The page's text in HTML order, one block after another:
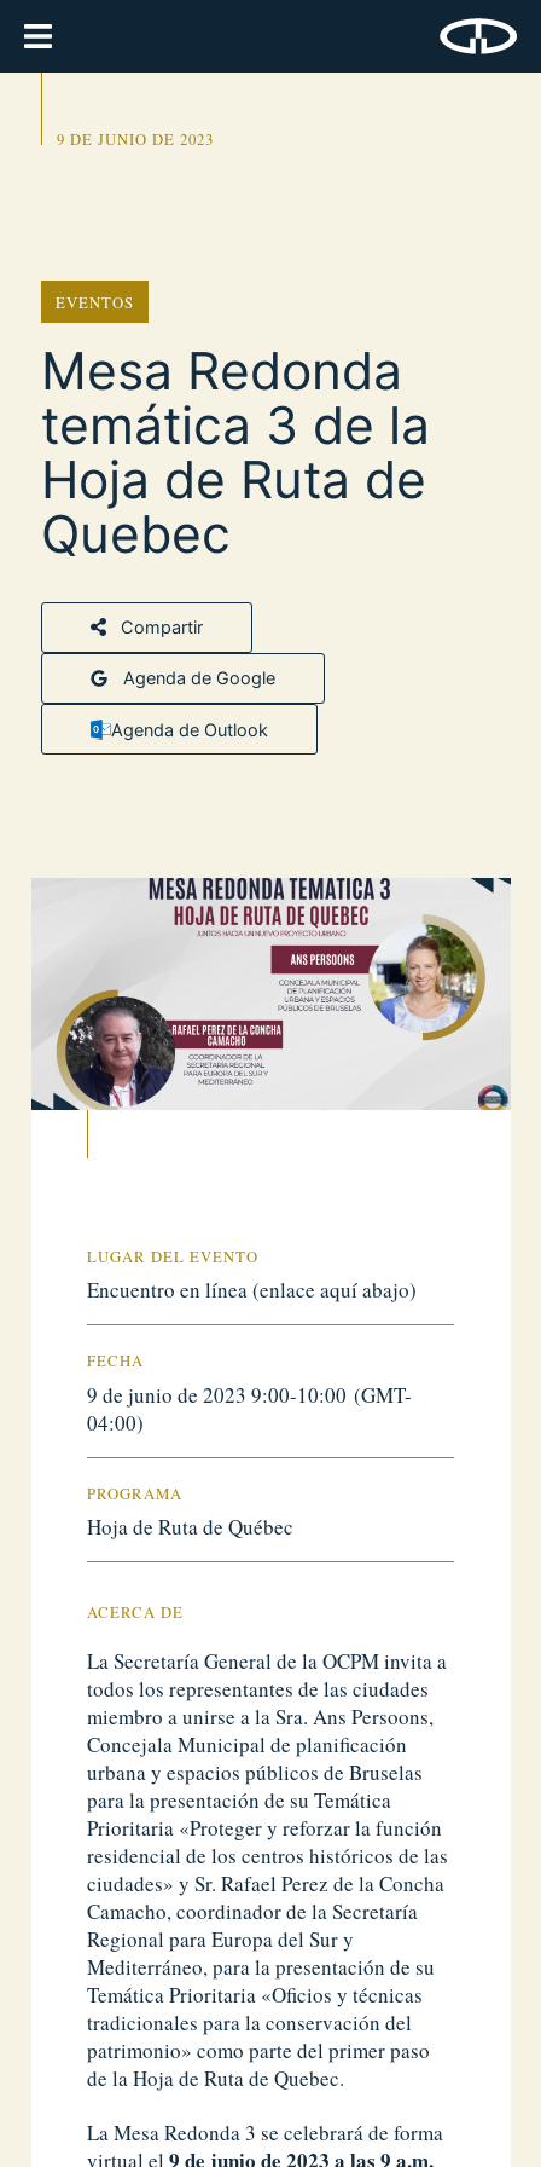
9 DE JUNIO DE 2023
EVENTOS
Mesa Redonda
temática 3 de la
Hoja de Ruta de
Quebec
Compartir
Agenda de Google
Agenda de Outlook
LUGAR DEL EVENTO
Encuentro en línea (enlace aquí abajo)
FECHA
9 de junio de 2023 9:00-10:00 (GMT-
04:00)
PROGRAMA
Hoja de Ruta de Québec
ACERCA DE
La Secretaría General de la OCPM invita a
todos los representantes de las ciudades
miembro a unirse a la Sra. Ans Persoons,
Concejala Municipal de planificación
urbana y espacios públicos de Bruselas
para la presentación de su Temática
Prioritaria «Proteger y reforzar la función
residencial de los centros históricos de las
ciudades» y Sr. Rafael Perez de la Concha
Camacho, coordinador de la Secretaría
Regional para Europa del Sur y
Mediterráneo, para la presentación de su
Temática Prioritaria «Oficios y técnicas
tradicionales para la conservación del
patrimonio» como parte del primer paso
de la Hoja de Ruta de Quebec.
La Mesa Redonda 3 se celebrará de forma
virtual el9 de junio de 2023 a las 9 a.m.